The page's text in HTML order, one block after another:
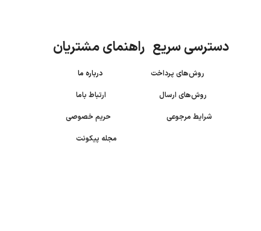
دسترسی سریع راهنمای مشتریان
روش‌های پرداختدرباره ما
روش‌های ارسال
ارتباط باما
شرایط مرجوعی
حریم خصوصی
مجله پیکونت